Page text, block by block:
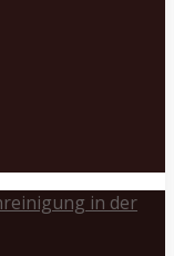
in der